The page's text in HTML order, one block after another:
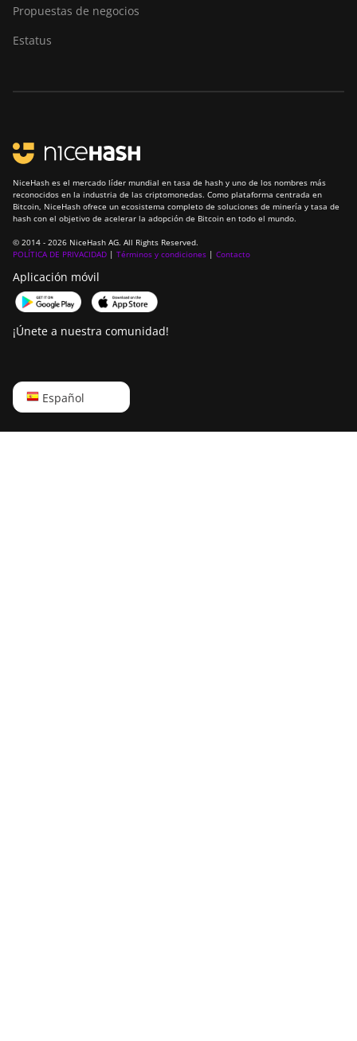
Propuestas de negocios
Estatus
NiceHash es el mercado líder mundial en tasa de hash y uno de los nombres más
reconocidos en la industria de las criptomonedas. Como plataforma centrada en
Bitcoin, NiceHash ofrece un ecosistema completo de soluciones de minería y tasa de
hash con el objetivo de acelerar la adopción de Bitcoin en todo el mundo.
© 2014 - 2026 NiceHash AG. All Rights Reserved.
POLÍTICA DE PRIVACIDAD | Términos y condiciones | Contacto
Aplicación móvil
¡Únete a nuestra comunidad!
Español
English